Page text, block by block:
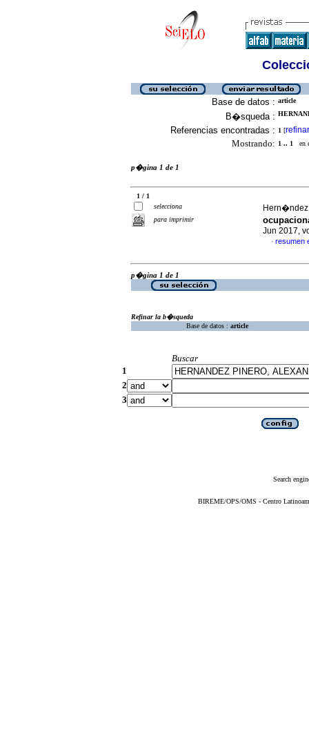
Base de datos : article
B�squeda :
Referencias encontradas : 1 [refinar
Mostrando: 1 .. 1 en
p�gina 1 de 1
1 / 1
selecciona
para imprimir
Hern�ndez
Jun 2017,
· resumen
p�gina 1 de 1
Refinar la b�squeda
Base de datos : article
Buscar
1
2
3
Search
BIREME/OPS/OMS - Centro